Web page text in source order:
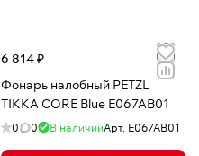
6 814 ₽
Фонарь налобный PETZL
TIKKA CORE Blue E067AB01
0 0 В наличииАрт. E067AB01